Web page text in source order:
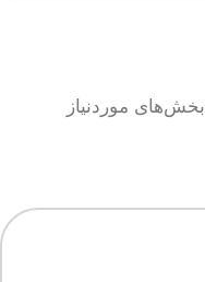
بخش‌های موردنیاز